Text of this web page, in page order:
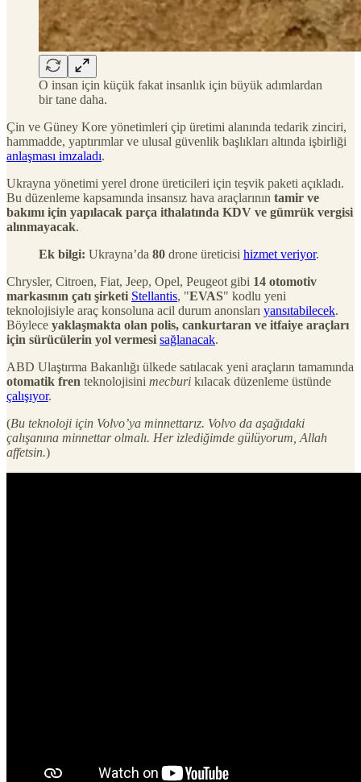
O insan için küçük fakat insanlık için büyük adımlardan
bir tane daha.
Çin ve Güney Kore yönetimleri çip üretimi alanında tedarik zinciri,
hammadde, yaptırımlar ve ulusal güvenlik başlıkları altında işbirliği
anlaşması imzaladı.
Ukrayna yönetimi yerel drone üreticileri için teşvik paketi açıkladı.
Bu düzenleme kapsamında insansız hava araçlarının tamir ve
bakımı için yapılacak parça ithalatında KDV ve gümrük vergisi
alınmayacak.
Ek bilgi: Ukrayna’da 80 drone üreticisi hizmet veriyor.
Chrysler, Citroen, Fiat, Jeep, Opel, Peugeot gibi 14 otomotiv
markasının çatı şirketi Stellantis, "EVAS" kodlu yeni
teknolojisiyle araç konsoluna acil durum anonsları yansıtabilecek.
Böylece yaklaşmakta olan polis, cankurtaran ve itfaiye araçları
için sürücülerin yol vermesi sağlanacak.
ABD Ulaştırma Bakanlığı ülkede satılacak yeni araçların tamamında
otomatik fren teknolojisini mecburi kılacak düzenleme üstünde
çalışıyor.
(Bu teknoloji için Volvo’ya minnettarız. Volvo da aşağıdaki
çalışanına minnettar olmalı. Her izlediğimde gülüyorum, Allah
affetsin.)